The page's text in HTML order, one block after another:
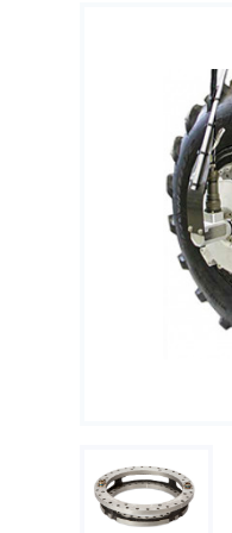
Capteur de couple volant
Transmission du signal
Collecteurs tournants
température sur arbres